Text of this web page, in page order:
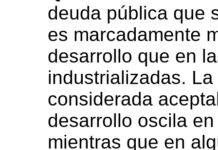
deuda pública que
es marcadamente
desarrollo que en
industrializadas.
considerada
desarrollo oscila
mientras que en